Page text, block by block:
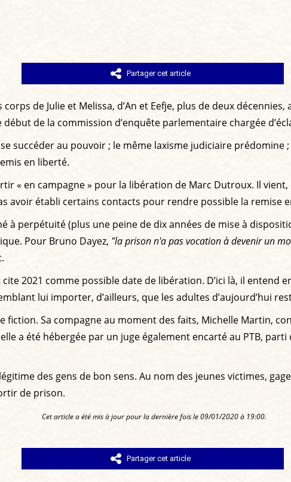
Partager cet article
de Julie et Melissa, d’An et Eefje, plus de deux
de la commission d’enquête parlementaire chargée
succéder au pouvoir ; le même laxisme judiciaire
en liberté.
« en campagne » pour la libération de Marc Dutroux. Il
avoir établi certains contacts pour rendre possible la remise
à perpétuité (plus une peine de dix années de mise à
Pour Bruno Dayez, "la prison n'a pas vocation à devenir un
2021 comme possible date de libération. D’ici là, il entend
lui importer, d’ailleurs, que les adultes d’aujourd’hui
fiction. Sa compagne au moment des faits, Michelle Martin,
a été hébergée par un juge également encarté au PTB, parti
des gens de bon sens. Au nom des jeunes victimes,
de prison.
Cet article a été mis à jour pour la dernière fois le 09/01/2020 à 19:00.
Partager cet article